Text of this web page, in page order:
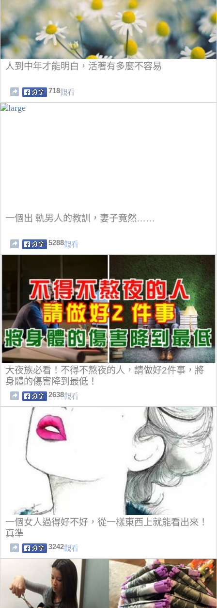
人到中年才能明白，活著有多麼不容易
718觀看
一個出 軌男人的教訓，妻子竟然……
5288觀看
大夜族必看！不得不熬夜的人，請做好2件事，將
身體的傷害降到最低！
2638觀看
一個女人過得好不好，從一樣東西上就能看出來！
真準
3242觀看